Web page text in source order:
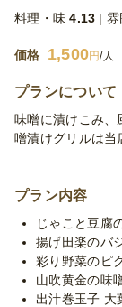
料理・味 4.13 雰
価格 1,500円/人
プランについて
味噌に漬けこみ、
噌漬けグリルは当
味わいのメインや
元ホテルのシェ
全国の味噌を扱
レストランのお
プラン内容
じゃこと豆腐
揚げ田楽のバ
彩り野菜のピ
山吹黄金の味
出汁巻玉子 大